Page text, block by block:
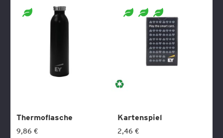
Thermoflasche
9,86 €
Kartenspiel
2,46 €